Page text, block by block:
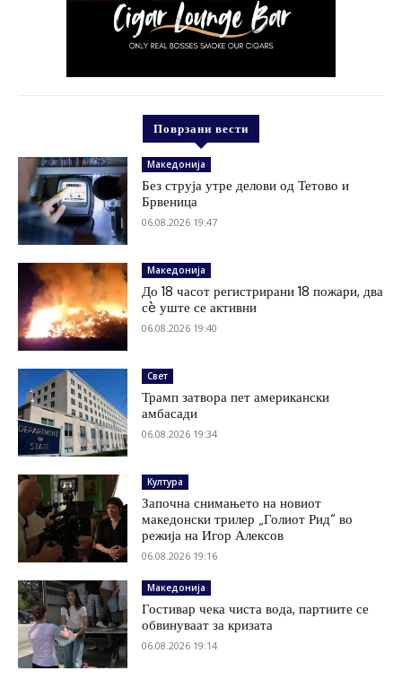
Поврзани вести
Македонија
Без струја утре делови од Тетово и
Брвеница
06.08.2026 19:47
Македонија
До 18 часот регистрирани 18 пожари, два
сè уште се активни
06.08.2026 19:40
Свет
Трамп затвора пет американски
амбасади
06.08.2026 19:34
Култура
Започна снимањето на новиот
македонски трилер „Голиот Рид“ во
режија на Игор Алексов
06.08.2026 19:16
Македонија
Гостивар чека чиста вода, партиите се
обвинуваат за кризата
06.08.2026 19:14